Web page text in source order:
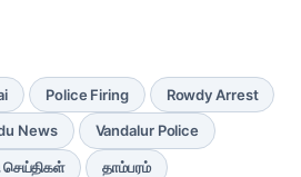
Police Firing Rowdy Arrest
News Vandalur Police
செய்திகள் தாம்பரம்